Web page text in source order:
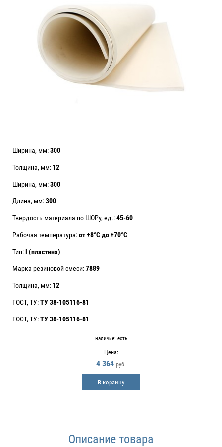
Ширина, мм:300
Толщина, мм: 12
Ширина, мм:300
Длина, мм:300
Твердость материала по ШОРу, ед.:45-60
Рабочая температура:от +8°С до +70°С
Тип:I (пластина)
Марка резиновой смеси:7889
Толщина, мм: 12
ГОСТ, ТУ:ТУ 38-105116-81
ГОСТ, ТУ:ТУ 38-105116-81
наличие: есть
Цена:
4 364 руб.
В корзину
Описание товара